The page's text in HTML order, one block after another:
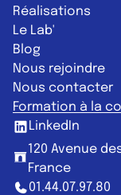
Réalisations
Le Lab'
Blog
Nous rejoindre
Nous contacter
Formation à la
LinkedIn
120 Avenue
France
01.44.07.97.80